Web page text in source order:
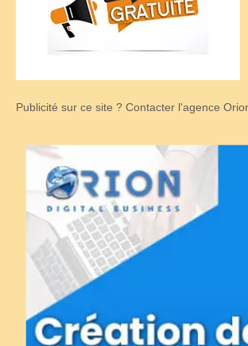
Publicité sur ce site ? Contacter l'agence